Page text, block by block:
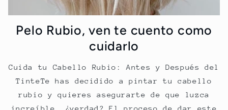
Pelo Rubio, ven te cuento como
cuidarlo
Cuida tu Cabello Rubio: Antes y Después del
TinteTe has decidido a pintar tu cabello
rubio y quieres asegurarte de que luzca